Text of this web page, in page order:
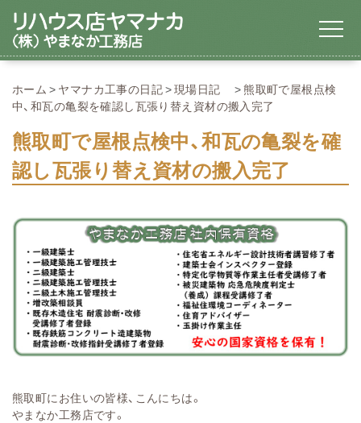
ホーム ヤマナカ工事の日記 現場日記
熊取町で屋根点検
中、和瓦の亀裂を確認し瓦張り替え資材の搬入完了
熊取町で屋根点検中、和瓦の亀裂を確
認し瓦張り替え資材の搬入完了
熊取町にお住いの皆様、こんにちは。
やまなか工務店です。